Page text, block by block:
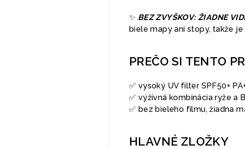
✨ BEZ ZVYŠKOV: ŽIADNE
biele mapy ani stopy, takže
PREČO SI TENTO
✅ vysoký UV filter SPF50+
✅ výživná kombinácia ryže a
✅ bez bieleho filmu, žiadna
HLAVNÉ ZLOŽKY